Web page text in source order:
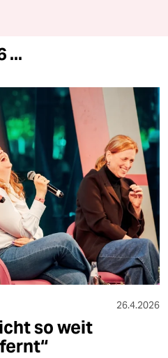
...
26.4.2026
so weit